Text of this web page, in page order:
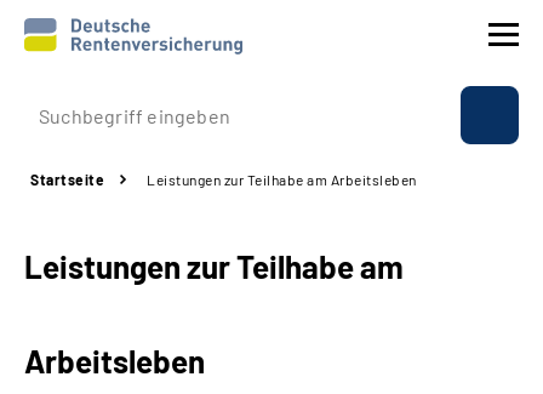
Prävention
Rente
Startseite Leistungen zur Teilhabe am Arbeitsleben
Leistungen zur Teilhabe am
Arbeitsleben